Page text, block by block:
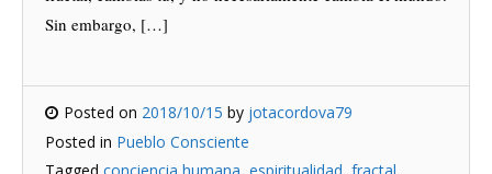
Sin embargo, […]
Posted on 2018/10/15 by jotacordova79
Posted in Pueblo Consciente